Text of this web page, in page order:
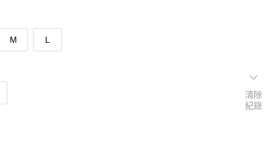
M L
清除
紀錄